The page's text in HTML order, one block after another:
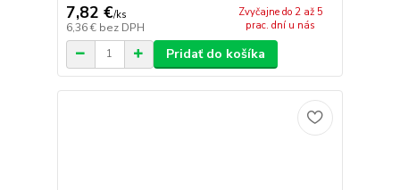
7,82 €/ks
6,36 € bez DPH
Zvyčajne do 2 až 5
prac. dní u nás
Pridať do košíka